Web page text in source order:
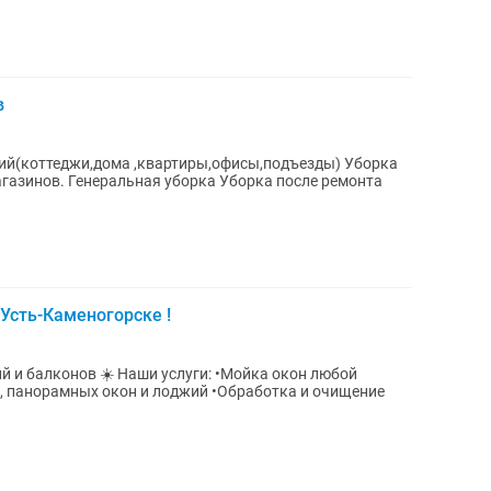
,квартиры,офисы,подъезды) Уборка
после ремонта
Каменогорске !
•Мойка окон любой